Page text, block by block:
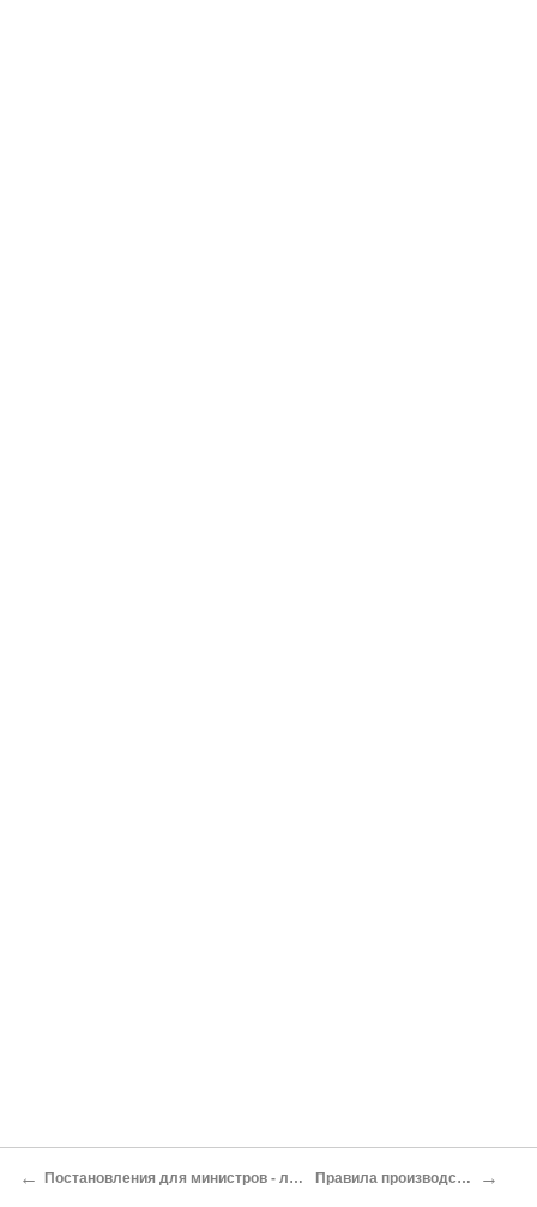
← Постановления для министров - лиц служащих твердо и верных столпов величия Правила производства в офицеры и в начальники →